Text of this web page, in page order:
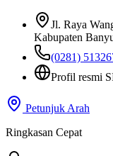
Jl. Raya
Kabupaten
(0281)
Profil resmi
Petunjuk Arah
Ringkasan Cepat